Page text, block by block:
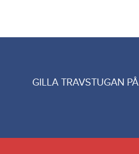
GILLA TRAVSTUGAN PÅ